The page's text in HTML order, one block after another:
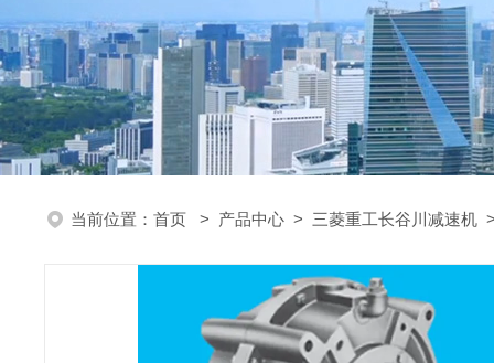
当前位置： 首页 > 产品中心 > 三菱重工长谷川减速机